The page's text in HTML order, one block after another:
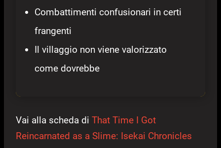
Combattimenti confusionari in certi
frangenti
Il villaggio non viene valorizzato
come dovrebbe
Vai alla scheda di That Time I Got
Reincarnated as a Slime: Isekai Chronicles